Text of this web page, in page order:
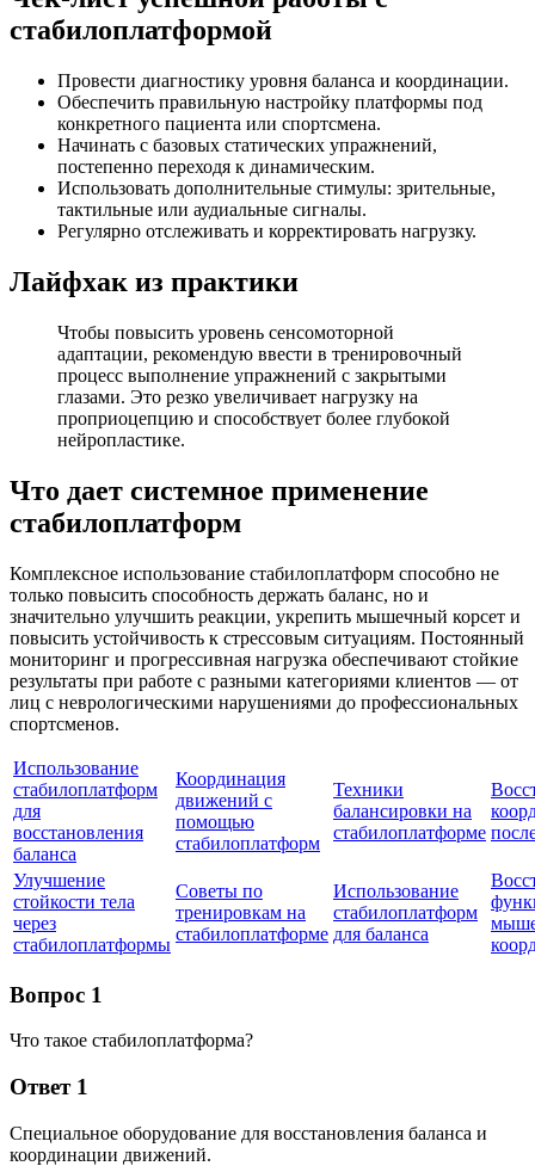
стабилоплатформой
Провести диагностику уровня баланса и координации.
Обеспечить правильную настройку платформы под
конкретного пациента или спортсмена.
Начинать с базовых статических упражнений,
постепенно переходя к динамическим.
Использовать дополнительные стимулы: зрительные,
тактильные или аудиальные сигналы.
Регулярно отслеживать и корректировать нагрузку.
Лайфхак из практики
Чтобы повысить уровень сенсомоторной
адаптации, рекомендую ввести в тренировочный
процесс выполнение упражнений с закрытыми
глазами. Это резко увеличивает нагрузку на
проприоцепцию и способствует более глубокой
нейропластике.
Что дает системное применение
стабилоплатформ
Комплексное использование стабилоплатформ способно не
только повысить способность держать баланс, но и
значительно улучшить реакции, укрепить мышечный корсет и
повысить устойчивость к стрессовым ситуациям. Постоянный
мониторинг и прогрессивная нагрузка обеспечивают стойкие
результаты при работе с разными категориями клиентов — от
лиц с неврологическими нарушениями до профессиональных
спортсменов.
Использование
стабилоплатформ
для
восстановления
баланса
Координация
движений с
помощью
стабилоплатформ
Техники
балансировки на
стабилоплатформе
Улучшение
стойкости тела
через
стабилоплатформы
Советы по
тренировкам на
стабилоплатформе
Использование
стабилоплатформ
для баланса
Вопрос 1
Что такое стабилоплатформа?
Ответ 1
Специальное оборудование для восстановления баланса и
координации движений.